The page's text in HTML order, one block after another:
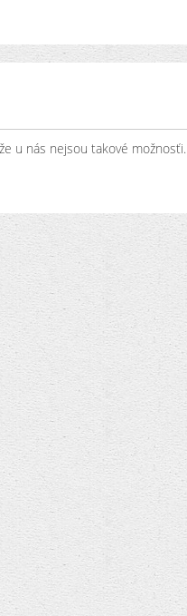
u nás nejsou takové možnosťi.